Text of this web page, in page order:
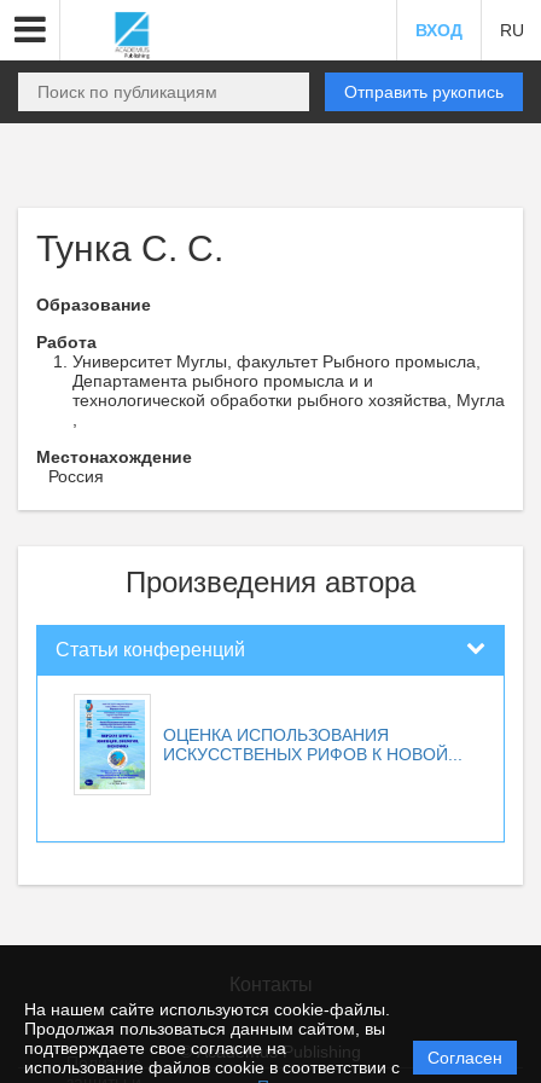
На нашем сайте используются cookie-файлы.
Продолжая пользоваться данным сайтом, вы
подтверждаете свое согласие на
использование файлов cookie в соответствии с
Согласен
ВХОД RU
Отправить рукопись
Тунка С. С.
Образование
Работа
Университет Муглы, факультет Рыбного промысла,
Департамента рыбного промысла и и
технологической обработки рыбного хозяйства, Мугла
Местонахождение
Россия
Произведения автора
Статьи конференций
ОЦЕНКА ИСПОЛЬЗОВАНИЯ
ИСКУССТВЕНЫХ РИФОВ К НОВОЙ...
Контакты
© Academus Publishing
Политика